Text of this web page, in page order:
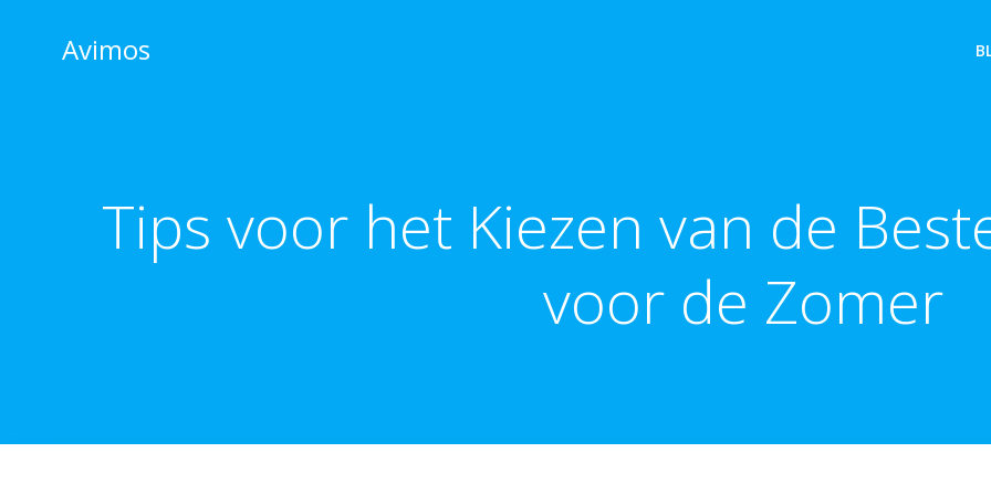
contentAvimos
Tips voor het Kiezen van de
voor de Zomer